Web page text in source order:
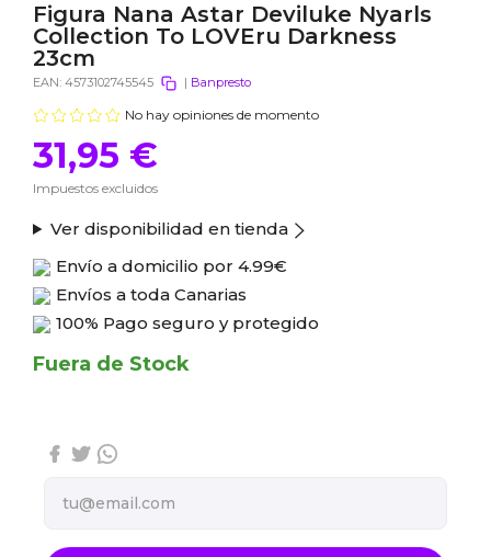
Figura Nana Astar Deviluke Nyarls
Collection To LOVEru Darkness
23cm
EAN: 4573102745545 | Banpresto
No hay opiniones de momento
31,95 €
Impuestos excluidos
Ver disponibilidad en tienda
Envío a domicilio por 4.99€
Envíos a toda Canarias
100% Pago seguro y protegido
Fuera de Stock